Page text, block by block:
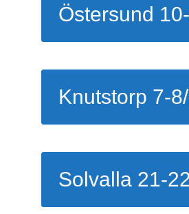
Östersund
Knutstorp 7-
Solvalla 21-